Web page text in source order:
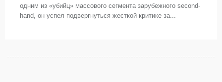
одним из «убийц» массового сегмента зарубежного second-
hand, он успел подвергнуться жесткой критике за...